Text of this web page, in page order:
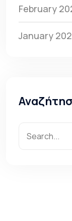
February
January